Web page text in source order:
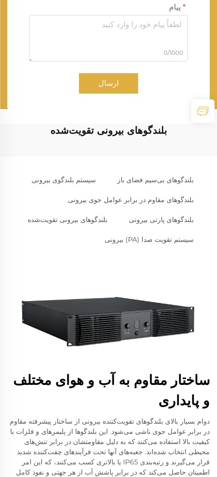
پیام
0/1000
ارسال
بلندگوهای بیرونی تقویت‌شده
بلندگوهای بی‌سیم فضای باز سیستم بلندگوی بیرونی
بلندگوهای مقاوم در برابر عوامل جوی بیرونی
بلندگوهای پارتی بیرونی بلندگوهای بیرونی تقویت‌شده
سیستم تقویت صدا (PA) بیرونی
ساختار مقاوم به آب و هوای مختلف
و پایداری
دوام بسیار بالای بلندگوهای تقویت‌کننده بیرونی از ساختار پیشرفته مقاوم
در برابر عوامل جوی ناشی می‌شود. این بلندگوها از پلیمرهای و فلزات با
کیفیت بالا استفاده می‌کنند که به دلیل مقاومتشان در برابر تنش‌های
محیطی انتخاب شده‌اند. جعبه‌های آنها تحت فرآیندهای چفت‌کننده شدید
قرار می‌گیرند و رتبه‌بندی IP65 یا بالاتری کسب می‌کنند، که این امر
اطمینان حاصل می‌کند که در برابر پاشش آب از هر جهتی و نفوذ کامل